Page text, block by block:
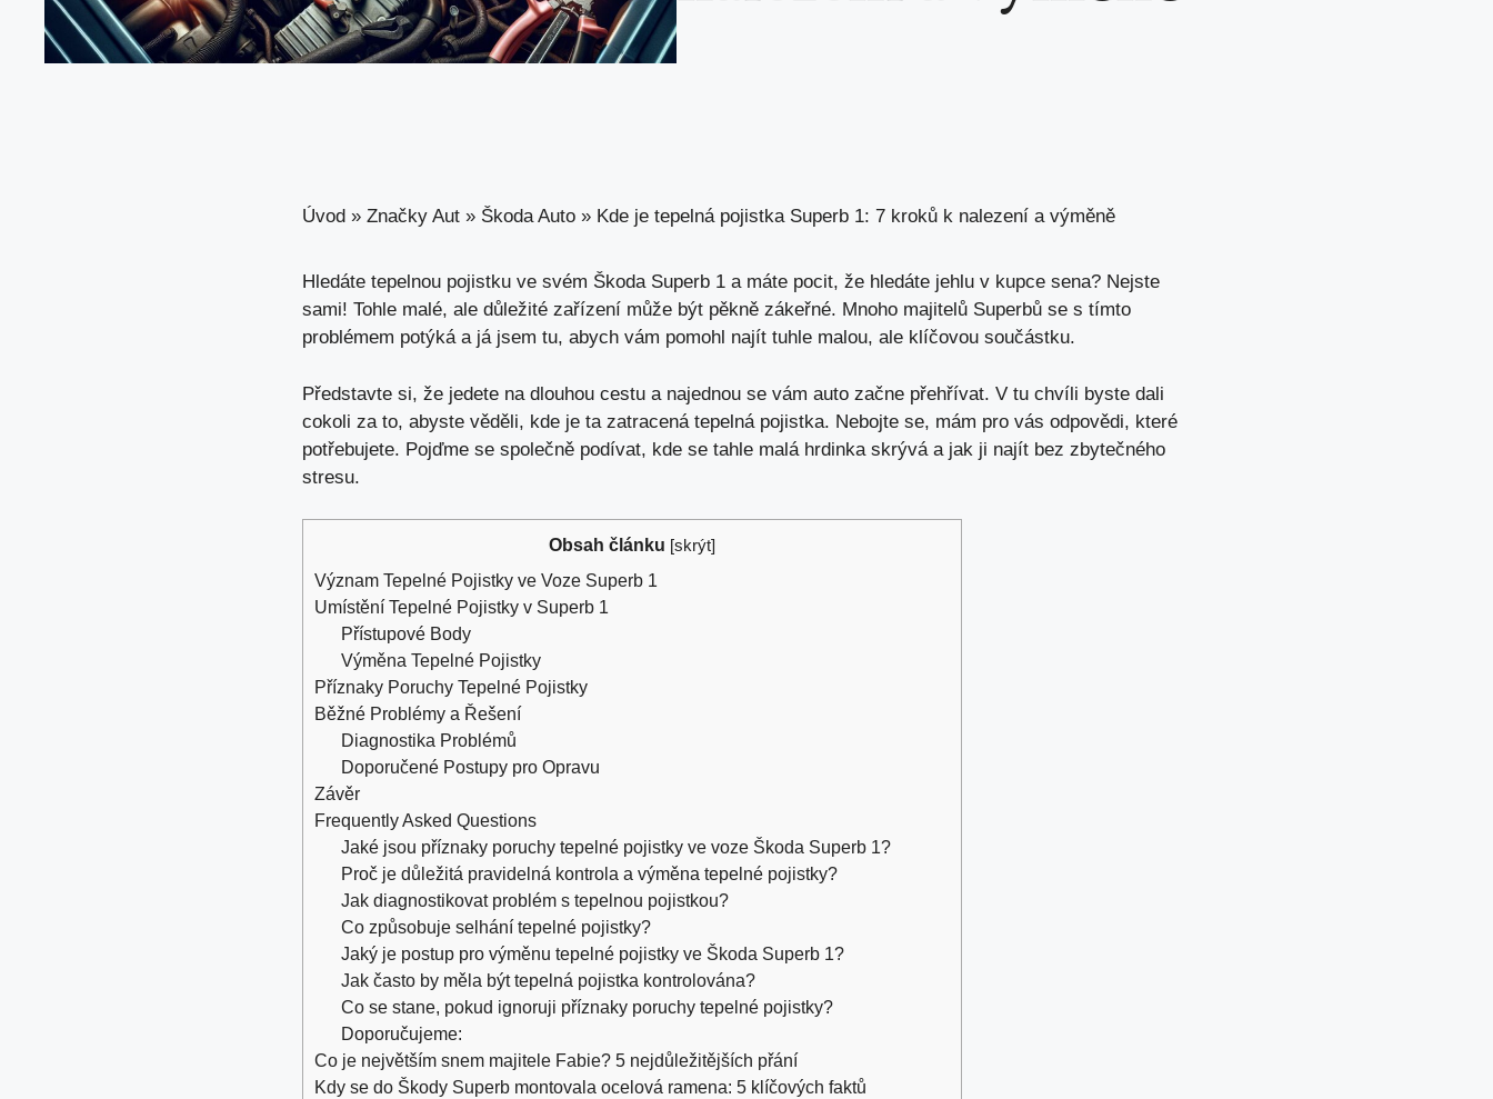
Úvod » Značky Aut » Škoda Auto » Kde je tepelná pojistka Superb 1: 7 kroků k nalezení a výměně
Hledáte tepelnou pojistku ve svém Škoda Superb 1 a máte pocit, že hledáte jehlu v kupce sena? Nejste
sami! Tohle malé, ale důležité zařízení může být pěkně zákeřné. Mnoho majitelů Superbů se s tímto
problémem potýká a já jsem tu, abych vám pomohl najít tuhle malou, ale klíčovou součástku.
Představte si, že jedete na dlouhou cestu a najednou se vám auto začne přehřívat. V tu chvíli byste dali
cokoli za to, abyste věděli, kde je ta zatracená tepelná pojistka. Nebojte se, mám pro vás odpovědi, které
potřebujete. Pojďme se společně podívat, kde se tahle malá hrdinka skrývá a jak ji najít bez zbytečného
stresu.
Obsah článku [skrýt]
Význam Tepelné Pojistky ve Voze Superb 1
Umístění Tepelné Pojistky v Superb 1
Přístupové Body
Výměna Tepelné Pojistky
Příznaky Poruchy Tepelné Pojistky
Běžné Problémy a Řešení
Diagnostika Problémů
Doporučené Postupy pro Opravu
Závěr
Frequently Asked Questions
Jaké jsou příznaky poruchy tepelné pojistky ve voze Škoda Superb 1?
Proč je důležitá pravidelná kontrola a výměna tepelné pojistky?
Jak diagnostikovat problém s tepelnou pojistkou?
Co způsobuje selhání tepelné pojistky?
Jaký je postup pro výměnu tepelné pojistky ve Škoda Superb 1?
Jak často by měla být tepelná pojistka kontrolována?
Co se stane, pokud ignoruji příznaky poruchy tepelné pojistky?
Doporučujeme:
Co je největším snem majitele Fabie? 5 nejdůležitějších přání
Kdy se do Škody Superb montovala ocelová ramena: 5 klíčových faktů